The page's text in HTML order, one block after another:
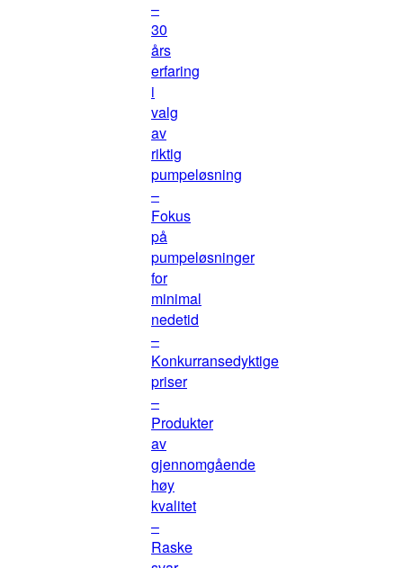
–
30
års
erfaring
i
valg
av
riktig
pumpeløsning
–
Fokus
på
pumpeløsninger
for
minimal
nedetid
–
Konkurransedyktige
priser
–
Produkter
av
gjennomgående
høy
kvalitet
–
Raske